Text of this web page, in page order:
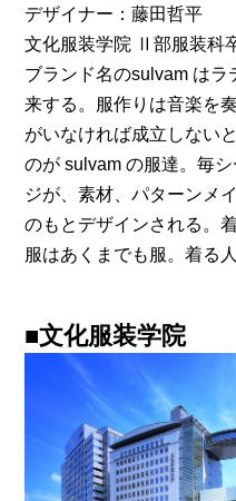
デザイナー：藤田哲平
文化服装学院 Ⅱ部服装科
ブランド名のsulvam は
来する。服作りは音楽を
がいなければ成立しない
のが sulvam の服達。毎
ジが、素材、パターンメ
のもとデザインされる。
服はあくまでも服。着る
■文化服装学院